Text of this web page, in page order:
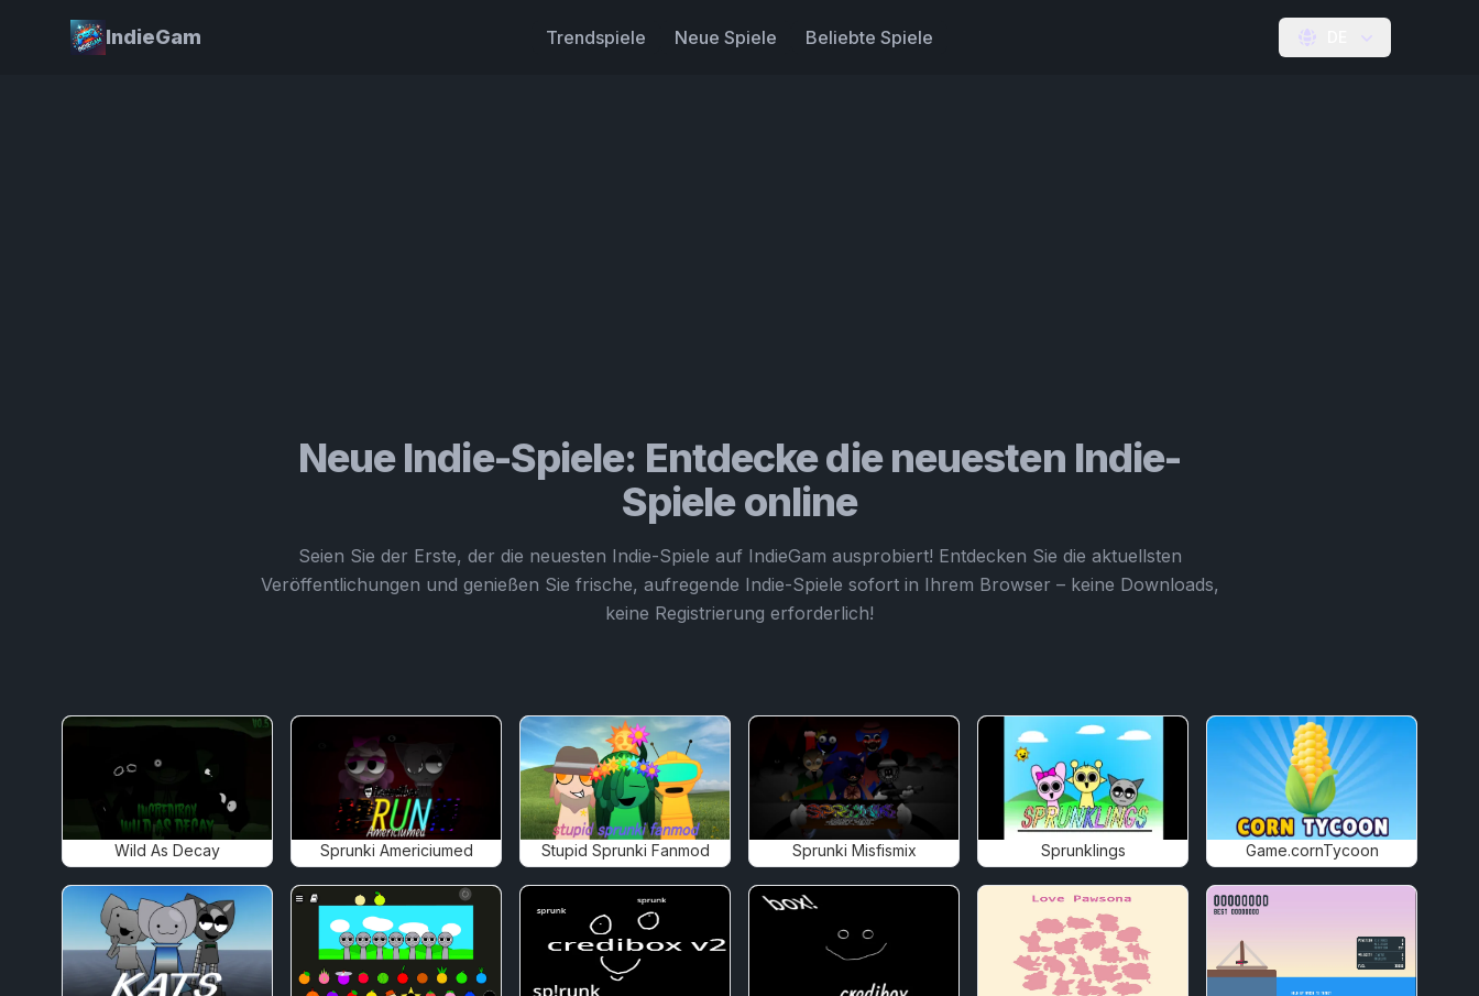
IndieGam Trendspiele Neue Spiele Beliebte Spiele
Neue Indie-Spiele: Entdecke die neuesten Indie-
Spiele online
Seien Sie der Erste, der die neuesten Indie-Spiele auf IndieGam ausprobiert! Entdecken Sie die aktuellsten
Veröffentlichungen und genießen Sie frische, aufregende Indie-Spiele sofort in Ihrem Browser – keine Downloads,
keine Registrierung erforderlich!
Wild As Decay Sprunki Americiumed Stupid Sprunki Fanmod Sprunki Misfismix Sprunklings Game.cornTycoon